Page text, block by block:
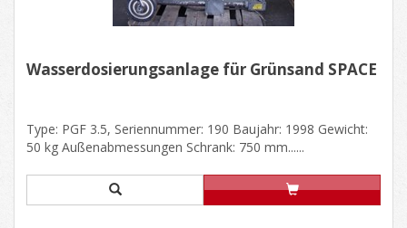
Wasserdosierungsanlage für Grünsand SPACE
Type: PGF 3.5, Seriennummer: 190 Baujahr: 1998 Gewicht:
50 kg Außenabmessungen Schrank: 750 mm......